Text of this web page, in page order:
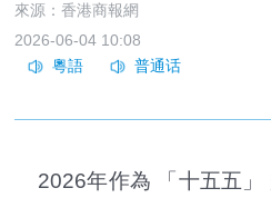
來源：香港商報網
2026-06-04 10:08
2026年作為 「十五五」